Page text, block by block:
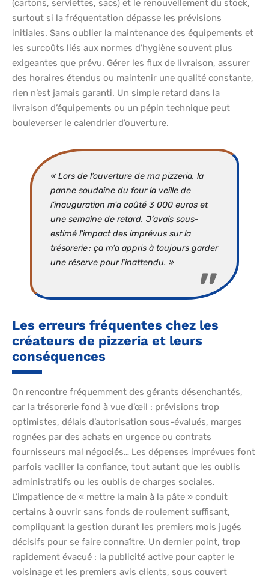
(cartons, serviettes, sacs) et le renouvellement du stock,
surtout si la fréquentation dépasse les prévisions
initiales. Sans oublier la maintenance des équipements et
les surcoûts liés aux normes d’hygiène souvent plus
exigeantes que prévu. Gérer les flux de livraison, assurer
des horaires étendus ou maintenir une qualité constante,
rien n’est jamais garanti. Un simple retard dans la
livraison d’équipements ou un pépin technique peut
bouleverser le calendrier d’ouverture.
« Lors de l’ouverture de ma pizzeria, la
panne soudaine du four la veille de
l’inauguration m’a coûté 3 000 euros et
une semaine de retard. J’avais sous-
estimé l’impact des imprévus sur la
trésorerie : ça m’a appris à toujours garder
une réserve pour l’inattendu. »
Les erreurs fréquentes chez les
créateurs de pizzeria et leurs
conséquences
On rencontre fréquemment des gérants désenchantés,
car la trésorerie fond à vue d’œil : prévisions trop
optimistes, délais d’autorisation sous-évalués, marges
rognées par des achats en urgence ou contrats
fournisseurs mal négociés… Les dépenses imprévues font
parfois vaciller la confiance, tout autant que les oublis
administratifs ou les oublis de charges sociales.
L’impatience de « mettre la main à la pâte » conduit
certains à ouvrir sans fonds de roulement suffisant,
compliquant la gestion durant les premiers mois jugés
décisifs pour se faire connaître. Un dernier point, trop
rapidement évacué : la publicité active pour capter le
voisinage et les premiers avis clients, sous couvert